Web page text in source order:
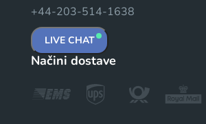
+44-203-514-1638
LIVE CHAT
Načini dostave